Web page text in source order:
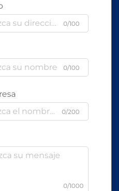
0/100
0/100
0/200
0/1000